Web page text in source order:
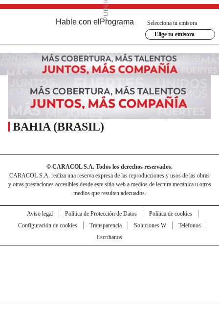
Hable con el Programa
Selecciona tu emisora
Elige tu emisora
BAHIA (BRASIL)
© CARACOL S.A. Todos los derechos reservados.
CARACOL S.A. realiza una reserva expresa de las reproducciones y usos de las obras
y otras prestaciones accesibles desde este sitio web a medios de lectura mecánica u otros
medios que resulten adecuados.
Aviso legal Política de Protección de Datos
Política de cookies
Configuración de cookies
Transparencia Soluciones W
Teléfonos
Escríbanos